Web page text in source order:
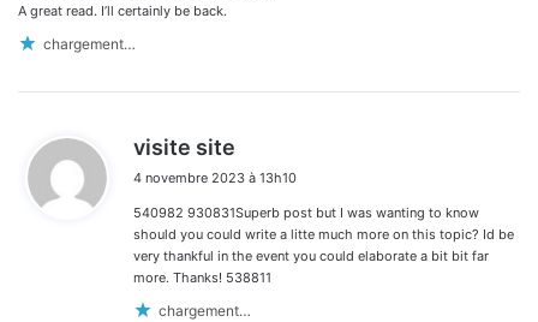
A great read. I’ll certainly be back.
chargement…
visite site
t
:
4 novembre 2023 à 13h10
540982 930831Superb post but I was wanting to know
should you could write a litte much more on this topic? Id be
very thankful in the event you could elaborate a bit bit far
more. Thanks! 538811
chargement…